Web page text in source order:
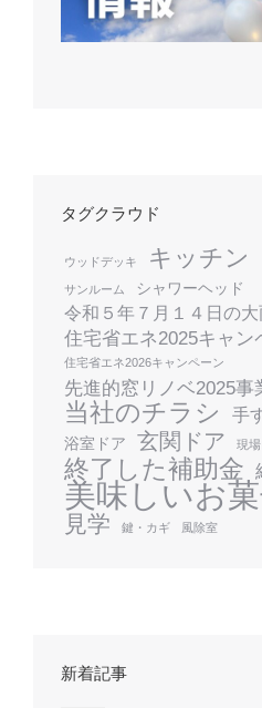
タグクラウド
ウッドデッキ キッチン
サンルーム シャワーヘッド
令和５年７月１４日の大
住宅省エネ2025キャン
住宅省エネ2026キャンペーン
先進的窓リノベ2025事
当社のチラシ 手
浴室ドア 玄関ドア 現場
終了した補助金
美味しいお
見学 鍵・カギ 風除室
新着記事